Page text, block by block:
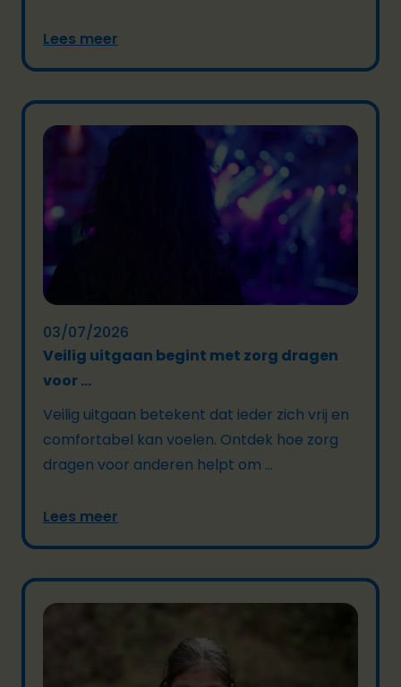
Lees meer
03/07/2026
Veilig uitgaan begint met zorg dragen
voor ...
Veilig uitgaan betekent dat ieder zich vrij en
comfortabel kan voelen. Ontdek hoe zorg
dragen voor anderen helpt om ...
Lees meer